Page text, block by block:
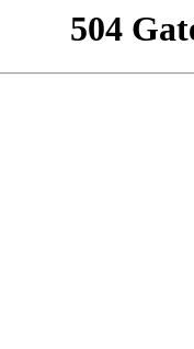
504